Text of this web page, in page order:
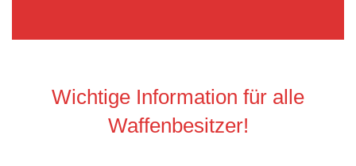
Wichtige Information für alle
Waffenbesitzer!